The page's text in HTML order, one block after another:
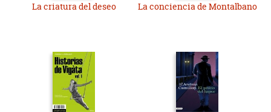
La criatura del deseo La conciencia de Montalbano